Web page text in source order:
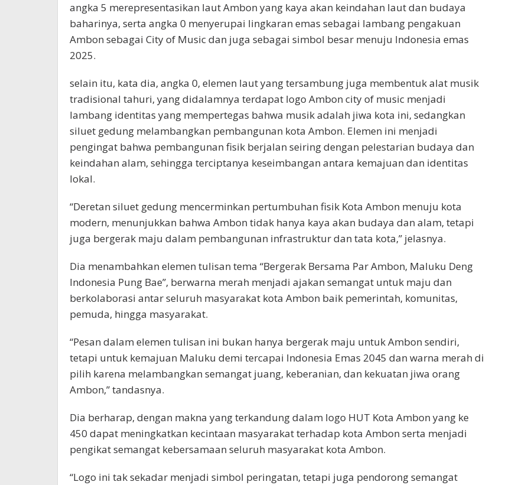
angka 5 merepresentasikan laut Ambon yang kaya akan keindahan laut dan budaya
baharinya, serta angka 0 menyerupai lingkaran emas sebagai lambang pengakuan
Ambon sebagai City of Music dan juga sebagai simbol besar menuju Indonesia emas
2025.
selain itu, kata dia, angka 0, elemen laut yang tersambung juga membentuk alat musik
tradisional tahuri, yang didalamnya terdapat logo Ambon city of music menjadi
lambang identitas yang mempertegas bahwa musik adalah jiwa kota ini, sedangkan
siluet gedung melambangkan pembangunan kota Ambon. Elemen ini menjadi
pengingat bahwa pembangunan fisik berjalan seiring dengan pelestarian budaya dan
keindahan alam, sehingga terciptanya keseimbangan antara kemajuan dan identitas
lokal.
“Deretan siluet gedung mencerminkan pertumbuhan fisik Kota Ambon menuju kota
modern, menunjukkan bahwa Ambon tidak hanya kaya akan budaya dan alam, tetapi
juga bergerak maju dalam pembangunan infrastruktur dan tata kota,” jelasnya.
Dia menambahkan elemen tulisan tema “Bergerak Bersama Par Ambon, Maluku Deng
Indonesia Pung Bae”, berwarna merah menjadi ajakan semangat untuk maju dan
berkolaborasi antar seluruh masyarakat kota Ambon baik pemerintah, komunitas,
pemuda, hingga masyarakat.
“Pesan dalam elemen tulisan ini bukan hanya bergerak maju untuk Ambon sendiri,
tetapi untuk kemajuan Maluku demi tercapai Indonesia Emas 2045 dan warna merah di
pilih karena melambangkan semangat juang, keberanian, dan kekuatan jiwa orang
Ambon,” tandasnya.
Dia berharap, dengan makna yang terkandung dalam logo HUT Kota Ambon yang ke
450 dapat meningkatkan kecintaan masyarakat terhadap kota Ambon serta menjadi
pengikat semangat kebersamaan seluruh masyarakat kota Ambon.
“Logo ini tak sekadar menjadi simbol peringatan, tetapi juga pendorong semangat